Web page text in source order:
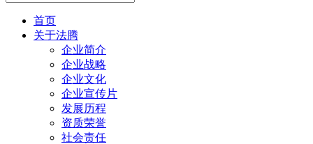
首页
关于法腾
企业简介
企业战略
企业文化
企业宣传片
发展历程
资质荣誉
社会责任